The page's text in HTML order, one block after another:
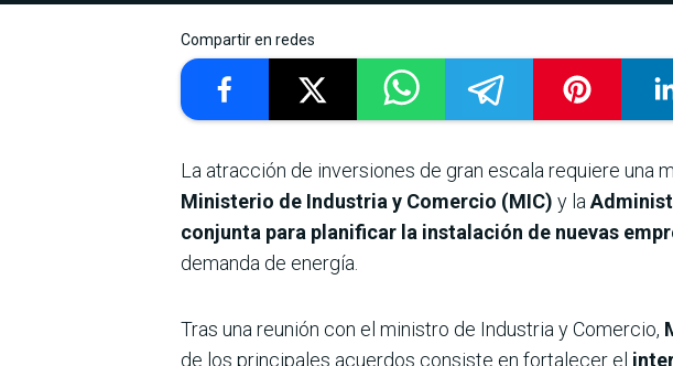
Compartir en redes
La atracción de inversiones de gran escala requiere una
Ministerio de Industria y Comercio (MIC) y la
conjunta para planificar la instalación de nuevas
demanda de energía.
Tras una reunión con el ministro de Industria y Comercio,
de los principales acuerdos consiste en fortalecer el